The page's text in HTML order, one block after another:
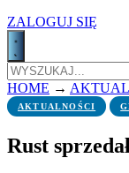
ZALOGUJ SIĘ
HOME →
AKTUALNOŚCI
Rust